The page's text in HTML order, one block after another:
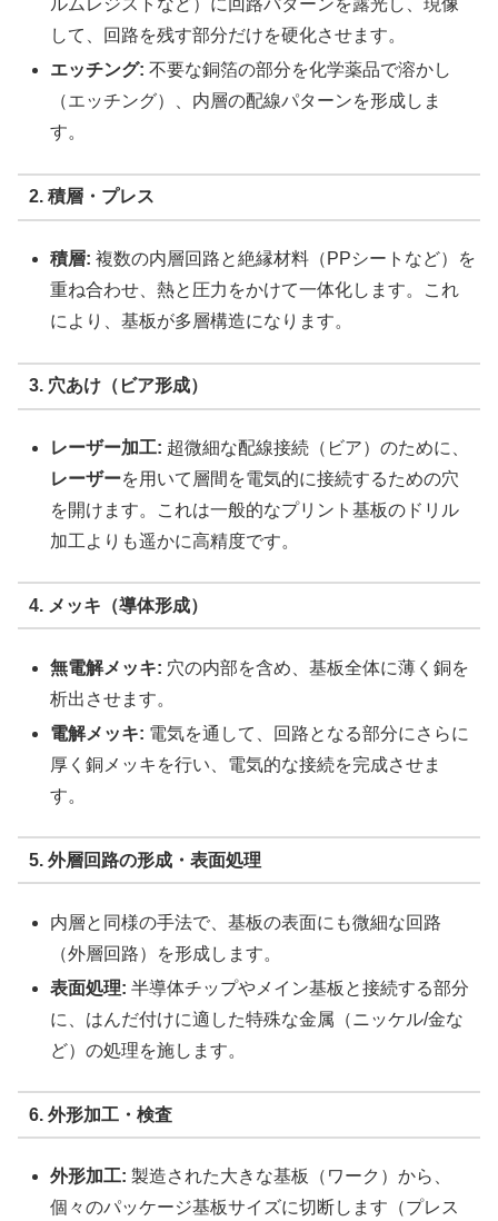
ルムレジストなど）に回路パターンを露光し、現像
して、回路を残す部分だけを硬化させます。
エッチング: 不要な銅箔の部分を化学薬品で溶かし
（エッチング）、内層の配線パターンを形成しま
す。
2. 積層・プレス
積層: 複数の内層回路と絶縁材料（PPシートなど）を
重ね合わせ、熱と圧力をかけて一体化します。これ
により、基板が多層構造になります。
3. 穴あけ（ビア形成）
レーザー加工: 超微細な配線接続（ビア）のために、
レーザーを用いて層間を電気的に接続するための穴
を開けます。これは一般的なプリント基板のドリル
加工よりも遥かに高精度です。
4. メッキ（導体形成）
無電解メッキ: 穴の内部を含め、基板全体に薄く銅を
析出させます。
電解メッキ: 電気を通して、回路となる部分にさらに
厚く銅メッキを行い、電気的な接続を完成させま
す。
5. 外層回路の形成・表面処理
内層と同様の手法で、基板の表面にも微細な回路
（外層回路）を形成します。
表面処理: 半導体チップやメイン基板と接続する部分
に、はんだ付けに適した特殊な金属（ニッケル/金な
ど）の処理を施します。
6. 外形加工・検査
外形加工: 製造された大きな基板（ワーク）から、
個々のパッケージ基板サイズに切断します（プレス